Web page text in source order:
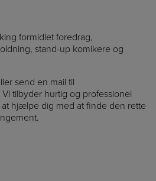
formidlet foredrag,
stand-up komikere og
send en mail til
Vi tilbyder hurtig og professionel
hjælpe dig med at finde den rette